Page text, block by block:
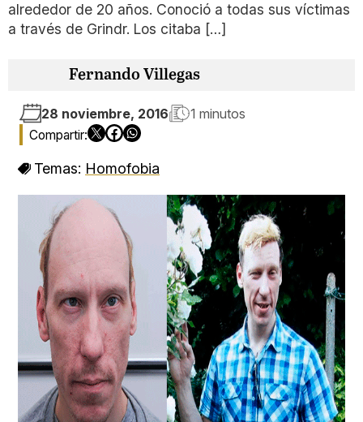
alrededor de 20 años. Conoció a todas sus víctimas
a través de Grindr. Los citaba […]
Fernando Villegas
28 noviembre, 2016 1 minutos
Temas: Homofobia